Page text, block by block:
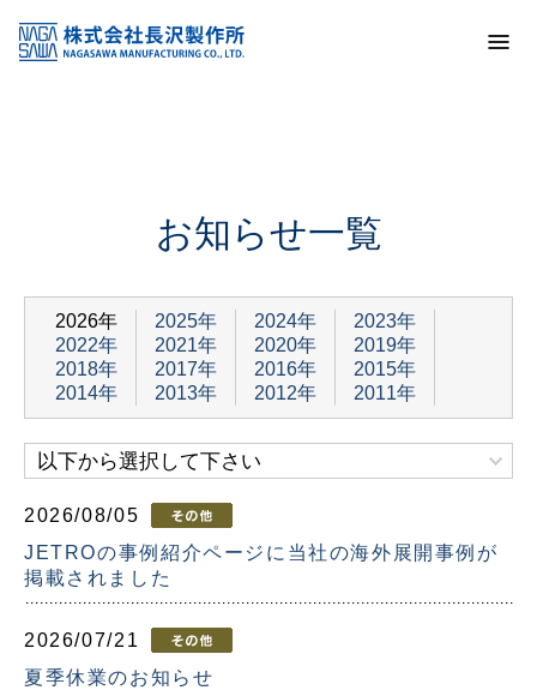
お知らせ一覧
お知らせ一覧
2026年 2025年 2024年
2023年
2022年
2021年 2020年
2019年
2018年
2017年 2016年
2015年
2014年
2013年 2012年 2011年
以下から選択して下さい
2026/08/05
JETROの事例紹介ページに当社の海外展開事例が
掲載されました
2026/07/21
夏季休業のお知らせ